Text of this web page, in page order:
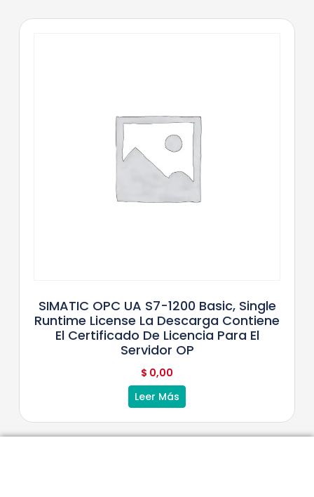
SIMATIC OPC UA S7-1200 Basic, Single
Runtime License La Descarga Contiene
El Certificado De Licencia Para El
Servidor OP
$ 0,00
Leer Más